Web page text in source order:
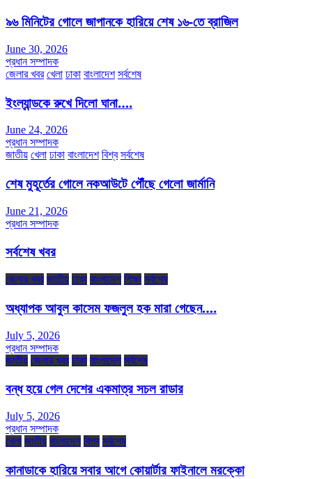
৯৬ মিনিটের গোলে জাপানকে হারিয়ে শেষ ১৬-তে ব্রাজিল
June 30, 2026
প্রধান সম্পাদক
জেলার খবর খেলা ঢাকা বাংলাদেশ সর্বশেষ
ইংল্যান্ডকে রুখে দিলো ঘানা….
June 24, 2026
প্রধান সম্পাদক
জাতীয় খেলা ঢাকা বাংলাদেশ বিশ্ব সর্বশেষ
শেষ মুহূর্তের গোলে নকআউটে পৌঁছে গেলো জার্মানি
June 21, 2026
প্রধান সম্পাদক
সর্বশেষ খবর
জেলার খবর জাতীয় ঢাকা বাংলাদেশ শিক্ষা সর্বশেষ
অধ্যাপক আবুল কাসেম ফজলুল হক মারা গেছেন….
July 5, 2026
প্রধান সম্পাদক
জাতীয় জেলার খবর ঢাকা বাংলাদেশ সর্বশেষ
বন্ধ হয়ে গেল দেশের একমাত্র সচল রাডার
July 5, 2026
প্রধান সম্পাদক
খেলা জাতীয় বাংলাদেশ বিশ্ব সর্বশেষ
কানাডাকে হারিয়ে সবার আগে কোয়ার্টার ফাইনালে মরক্কো